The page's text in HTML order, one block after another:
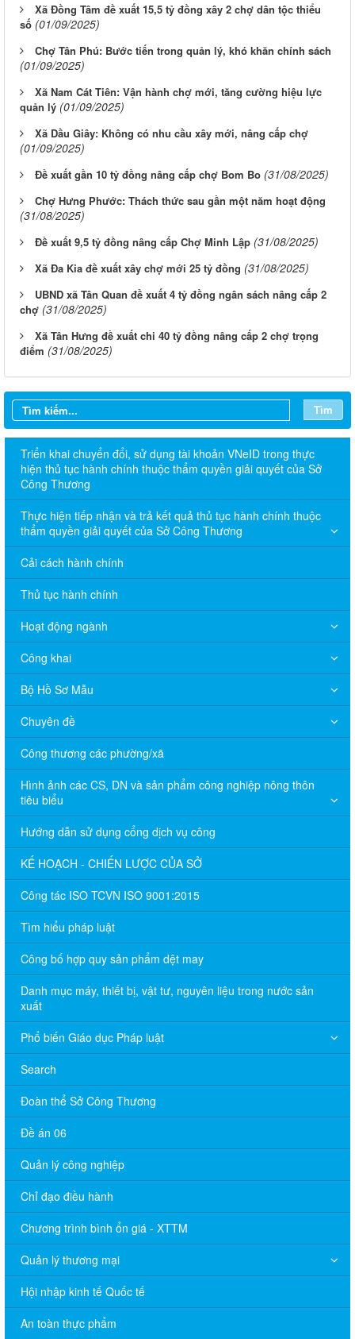
Xã Đồng Tâm đề xuất 15,5 tỷ đồng xây 2 chợ dân tộc thiểu
số (01/09/2025)
Chợ Tân Phú: Bước tiến trong quản lý, khó khăn chính sách
(01/09/2025)
Xã Nam Cát Tiên: Vận hành chợ mới, tăng cường hiệu lực
quản lý (01/09/2025)
Xã Dầu Giây: Không có nhu cầu xây mới, nâng cấp chợ
(01/09/2025)
Đề xuất gần 10 tỷ đồng nâng cấp chợ Bom Bo (31/08/2025)
Chợ Hưng Phước: Thách thức sau gần một năm hoạt động
(31/08/2025)
Đề xuất 9,5 tỷ đồng nâng cấp Chợ Minh Lập (31/08/2025)
Xã Đa Kia đề xuất xây chợ mới 25 tỷ đồng (31/08/2025)
UBND xã Tân Quan đề xuất 4 tỷ đồng ngân sách nâng cấp 2
chợ (31/08/2025)
Xã Tân Hưng đề xuất chi 40 tỷ đồng nâng cấp 2 chợ trọng
điểm (31/08/2025)
Tìm
Triển khai chuyển đổi, sử dụng tài khoản VNeID trong thực
hiện thủ tục hành chính thuộc thẩm quyền giải quyết của Sở
Công Thương
Thực hiện tiếp nhận và trả kết quả thủ tục hành chính thuộc
thẩm quyền giải quyết của Sở Công Thương
Cải cách hành chính
Thủ tục hành chính
Hoạt động ngành
Công khai
Bộ Hồ Sơ Mẫu
Chuyên đề
Công thương các phường/xã
Hình ảnh các CS, DN và sản phẩm công nghiệp nông thôn
tiêu biểu
Hướng dẫn sử dụng cổng dịch vụ công
KẾ HOẠCH - CHIẾN LƯỢC CỦA SỞ
Công tác ISO TCVN ISO 9001:2015
Tìm hiểu pháp luật
Công bố hợp quy sản phẩm dệt may
Danh mục máy, thiết bị, vật tư, nguyên liệu trong nước sản
xuất
Phổ biến Giáo dục Pháp luật
Search
Đoàn thể Sở Công Thương
Đề án 06
Quản lý công nghiệp
Chỉ đạo điều hành
Chương trình bình ổn giá - XTTM
Quản lý thương mại
Hội nhập kinh tế Quốc tế
An toàn thực phẩm